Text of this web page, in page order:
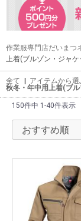
作業服専門店だいまつ
上着(ブルゾン・ジャケ
全て | アイテムから選
秋冬・年中用上着(ブ
150件中 1-40件表示